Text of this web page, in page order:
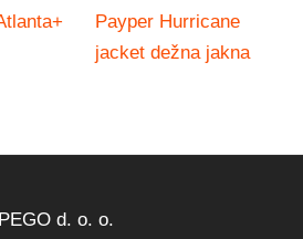
Payper Hurricane
jacket dežna jakna
PEGO d. o. o.